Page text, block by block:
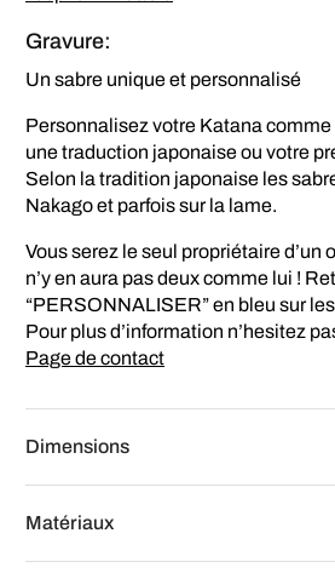
Gravure:
Un sabre unique et personnalisé
Personnalisez votre Katana
une traduction japonaise ou votre
Selon la tradition japonaise les
Nakago et parfois sur la lame.
Vous serez le seul propriétaire d’un
n’y en aura pas deux comme lui !
“PERSONNALISER” en bleu sur
Pour plus d’information n’hesitez
Page de contact
Dimensions
Matériaux